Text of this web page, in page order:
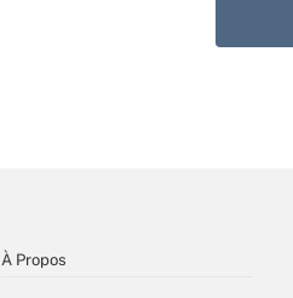
À Propos